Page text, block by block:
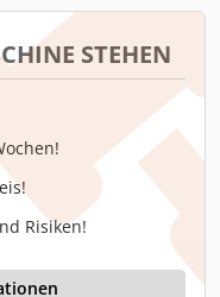
STEHEN
Risiken!